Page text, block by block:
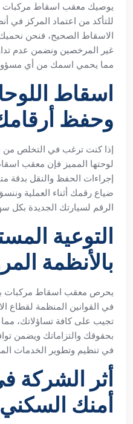
يوصيك معقب اسقاط مركبات
للتأكد من اعتماد المركز في
الاسقاط الصحيح، فنحن
غير المرخصين ونضمن عدم
مما يحمي اسمك من أي
اسقاط
وحفظ
إذا كنت ترغب في التخلص من
لوحتها المميز فإن معقب
إجراءات الحفظ والنقل بدقة
ضياع رقمك أثناء العملية
الرقم لسيارتك الجديدة بكل
التوعية
بالأنظمة
يحرص معقب اسقاط مركبات
في القوانين المنظمة لقطاع
تجيب على كافة تساؤلاتك،
بحقوقك والتزاماتك ويضمن
في تنظيم وتطوير الخدمات
أثر الشركة
أمنك